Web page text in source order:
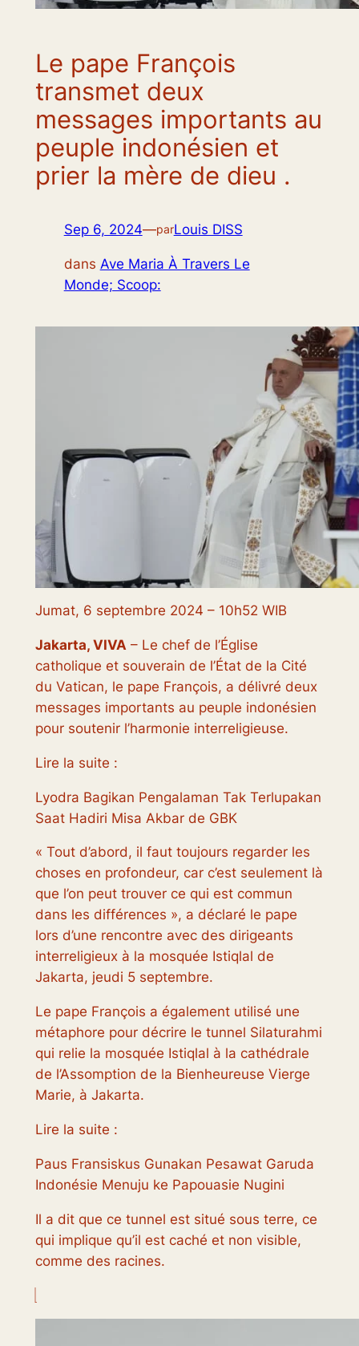
Le pape François
transmet deux
messages importants au
peuple indonésien et
prier la mère de dieu .
Sep 6, 2024—parLouis DISS
dans Ave Maria À Travers Le
Monde; Scoop:
Jumat, 6 septembre 2024 – 10h52 WIB
Jakarta, VIVA– Le chef de l’Église
catholique et souverain de l’État de la Cité
du Vatican, le pape François, a délivré deux
messages importants au peuple indonésien
pour soutenir l’harmonie interreligieuse.
Lire la suite :
Lyodra Bagikan Pengalaman Tak Terlupakan
Saat Hadiri Misa Akbar de GBK
« Tout d’abord, il faut toujours regarder les
choses en profondeur, car c’est seulement là
que l’on peut trouver ce qui est commun
dans les différences », a déclaré le pape
lors d’une rencontre avec des dirigeants
interreligieux à la mosquée Istiqlal de
Jakarta, jeudi 5 septembre.
Le pape François a également utilisé une
métaphore pour décrire le tunnel Silaturahmi
qui relie la mosquée Istiqlal à la cathédrale
de l’Assomption de la Bienheureuse Vierge
Marie, à Jakarta.
Lire la suite :
Paus Fransiskus Gunakan Pesawat Garuda
Indonésie Menuju ke Papouasie Nugini
Il a dit que ce tunnel est situé sous terre, ce
qui implique qu’il est caché et non visible,
comme des racines.